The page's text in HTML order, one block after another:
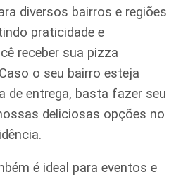
diversos bairros e regiões
praticidade e
receber sua pizza
o seu bairro esteja
de entrega, basta fazer seu
deliciosas opções no
é ideal para eventos e